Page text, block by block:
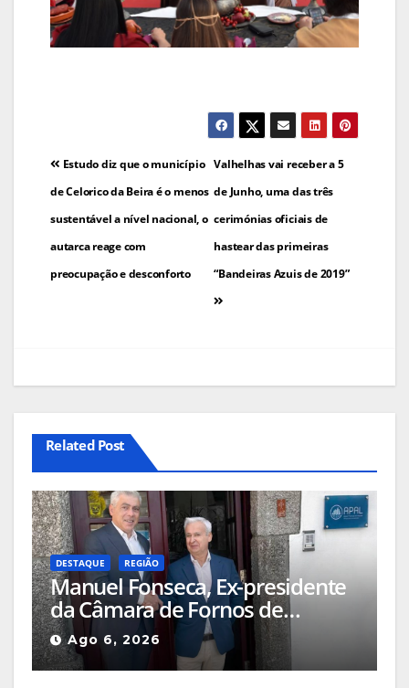
Navegação
de
artigos
Valhelhas vai receber a 5
de Junho, uma das três
cerimónias oficiais de
hastear das primeiras
“Bandeiras Azuis de 2019”
Estudo diz que o município
de Celorico da Beira é o menos
sustentável a nível nacional, o
autarca reage com
preocupação e desconforto
Related Post
DESTAQUE REGIÃO
Manuel Fonseca, Ex-presidente
da Câmara de Fornos de
Algodres foi nomeado Diretor
Delegado APAL-SIM (Águas
Públicas em Altitude, Serviços
Ago 6, 2026